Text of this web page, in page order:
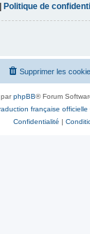
| Politique de
Supprimer les
parphpBB® Forum
française officielle
Confidentialité |